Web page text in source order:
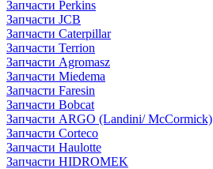
Запчасти Perkins
Запчасти JCB
Запчасти Caterpillar
Запчасти Terrion
Запчасти Agromasz
Запчасти Miedema
Запчасти Faresin
Запчасти Bobcat
Запчасти ARGO (Landini/ McCormick)
Запчасти Corteco
Запчасти Haulotte
Запчасти HIDROMEK